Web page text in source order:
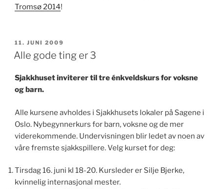
Tromsø 2014!
PUBLISERT
11. JUNI 2009
Alle gode ting er 3
Sjakkhuset inviterer til tre énkveldskurs for voksne
og barn.
Alle kursene avholdes i Sjakkhusets lokaler på Sagene i
Oslo. Nybegynnerkurs for barn, voksne og de mer
viderekommende. Undervisningen blir ledet av noen av
våre fremste sjakkspillere. Velg kurset for deg:
Tirsdag 16. juni kl 18-20. Kursleder er Silje Bjerke,
kvinnelig internasjonal mester.